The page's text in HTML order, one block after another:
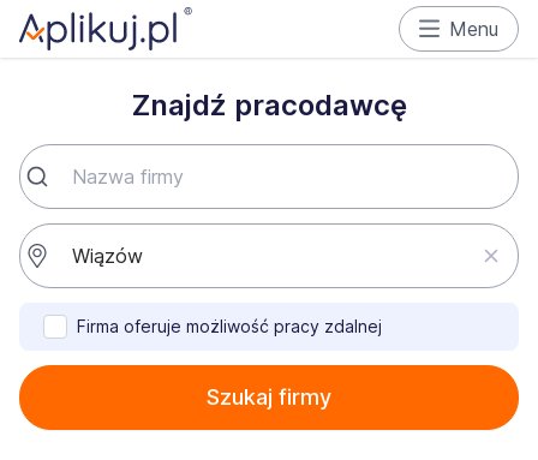
Menu
Znajdź pracodawcę
Firma oferuje możliwość pracy zdalnej
Szukaj firmy